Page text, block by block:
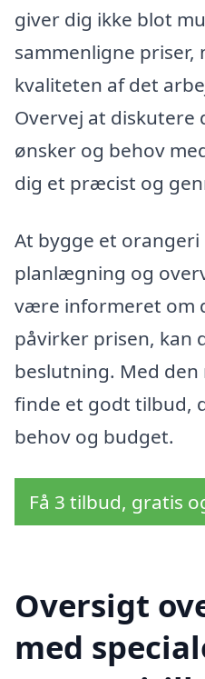
giver dig ikke blot
sammenligne priser,
kvaliteten af det
Overvej at diskutere
ønsker og behov
dig et præcist og
At bygge et
planlægning og
være informeret om
påvirker prisen, kan
beslutning. Med
finde et godt tilbud,
behov og budget.
Få 3 tilbud, gratis
Oversigt
med